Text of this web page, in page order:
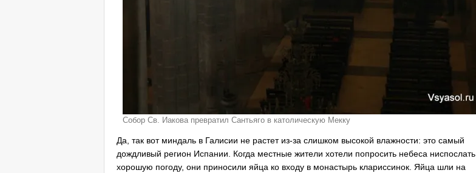
Собор Св. Иакова превратил Сантьяго в католическую Мекку
Да, так вот миндаль в Галисии не растет из-за слишком высокой влажности: это самый
дождливый регион Испании. Когда местные жители хотели попросить небеса ниспослать
хорошую погоду, они приносили яйца ко входу в монастырь клариссинок. Яйца шли на